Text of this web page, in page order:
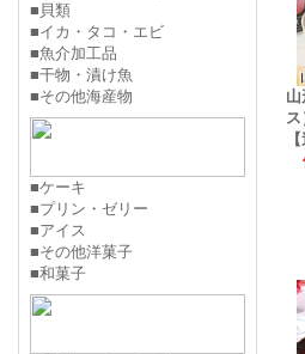
■貝類
■イカ・タコ・エビ
■魚介加工品
■干物・漬け魚
■その他海産物
■ケーキ
■プリン・ゼリー
■アイス
■その他洋菓子
■和菓子
ス